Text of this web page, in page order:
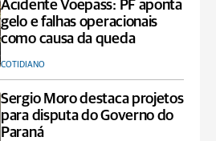
Acidente Voepass: PF aponta
gelo e falhas operacionais
como causa da queda
COTIDIANO
Sergio Moro destaca projetos
para disputa do Governo do
Paraná